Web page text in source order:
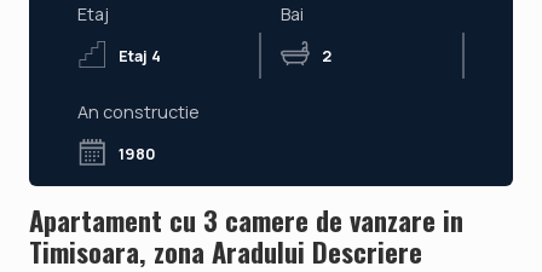
Etaj
Etaj 4
Bai
2
An constructie
1980
Apartament cu 3 camere de vanzare in
Timisoara, zona Aradului Descriere